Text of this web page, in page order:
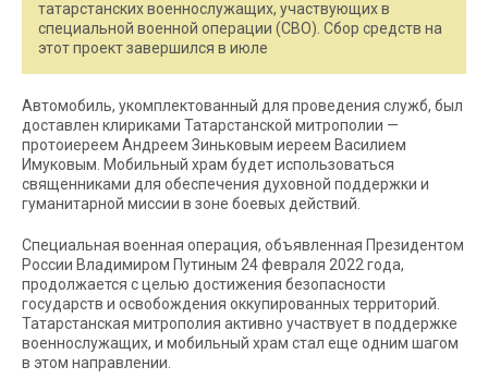
татарстанских военнослужащих, участвующих в
специальной военной операции (СВО). Сбор средств на
этот проект завершился в июле
Автомобиль, укомплектованный для проведения служб, был
доставлен клириками Татарстанской митрополии —
протоиереем Андреем Зиньковым иереем Василием
Имуковым. Мобильный храм будет использоваться
священниками для обеспечения духовной поддержки и
гуманитарной миссии в зоне боевых действий.
Специальная военная операция, объявленная Президентом
России Владимиром Путиным 24 февраля 2022 года,
продолжается с целью достижения безопасности
государств и освобождения оккупированных территорий.
Татарстанская митрополия активно участвует в поддержке
военнослужащих, и мобильный храм стал еще одним шагом
в этом направлении.